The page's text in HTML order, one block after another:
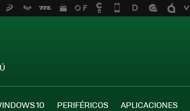
10 PERIFÉRICOS APLICACIONES